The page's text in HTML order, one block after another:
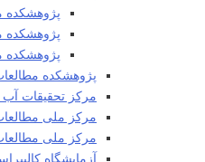
پژوهشکده
پژوهشکده
پژوهشکده
پژوهشکده
مرکز تحقیقات آب
مرکز ملی
مرکز ملی
آزمایشگاه